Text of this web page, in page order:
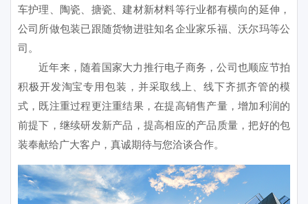
车护理、陶瓷、搪瓷、建材新材料等行业都有横向的延伸，
公司所做包装已跟随货物进驻知名企业家乐福、沃尔玛等公
司。
近年来，随着国家大力推行电子商务，公司也顺应节拍
积极开发淘宝专用包装，并采取线上、线下齐抓齐管的模
式，既注重过程更注重结果，在提高销售产量，增加利润的
前提下，继续研发新产品，提高相应的产品质量，把好的包
装奉献给广大客户，真诚期待与您洽谈合作。